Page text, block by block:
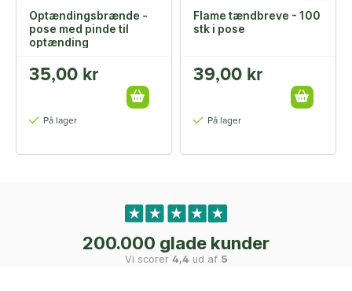
Optændingsbrænde -
pose med pinde til
optænding
35,00 kr
På lager
Flame tændbreve - 100
stk i pose
39,00 kr
På lager
200.000 glade kunder
Vi scorer 4,4 ud af 5